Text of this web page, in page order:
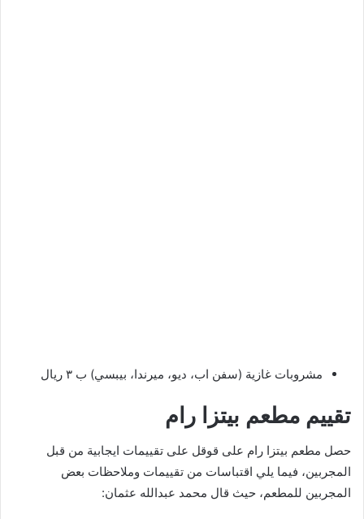
مشروبات غازية (سفن اب، ديو، ميرندا، بيبسي) ب ٣ ريال
تقييم مطعم بيتزا رام
حصل مطعم بيتزا رام على قوقل على تقييمات ايجابية من قبل
المجربين، فيما يلي اقتباسات من تقييمات وملاحظات بعض
المجربين للمطعم، حيث قال محمد عبدالله عثمان: